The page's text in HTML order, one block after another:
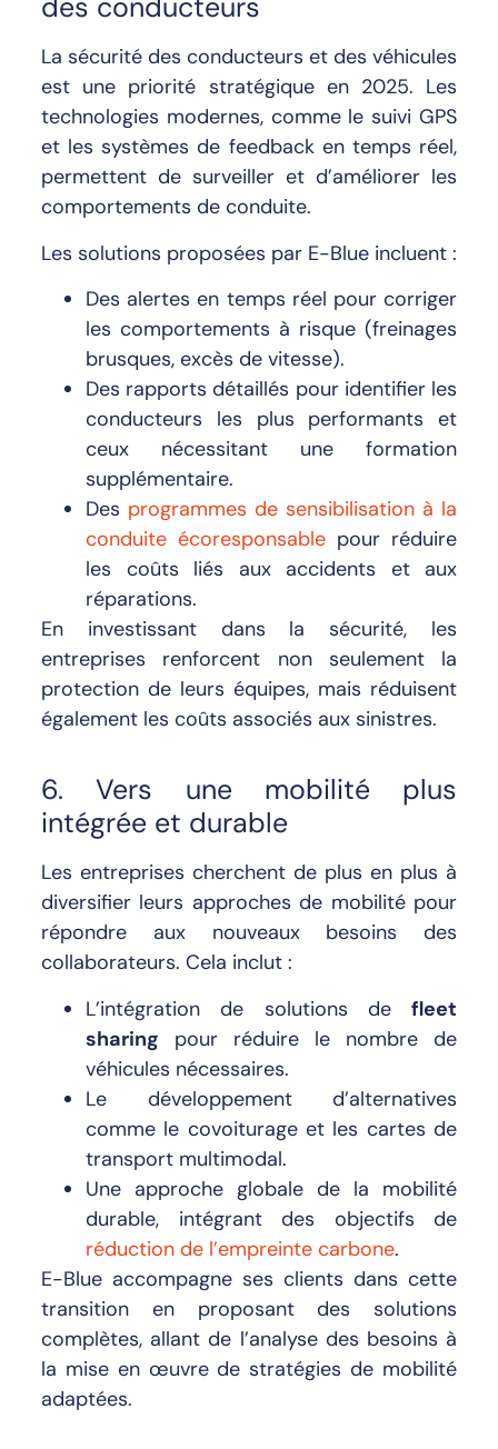
des conducteurs
La sécurité des conducteurs et des véhicules
est une priorité stratégique en 2025. Les
technologies modernes, comme le suivi GPS
et les systèmes de feedback en temps réel,
permettent de surveiller et d’améliorer les
comportements de conduite.
Les solutions proposées par E-Blue incluent :
Des alertes en temps réel pour corriger
les comportements à risque (freinages
brusques, excès de vitesse).
Des rapports détaillés pour identifier les
conducteurs les plus performants et
ceux nécessitant une formation
supplémentaire.
Des programmes de sensibilisation à la
conduite écoresponsable pour réduire
les coûts liés aux accidents et aux
réparations.
En investissant dans la sécurité, les
entreprises renforcent non seulement la
protection de leurs équipes, mais réduisent
également les coûts associés aux sinistres.
6. Vers une mobilité plus
intégrée et durable
Les entreprises cherchent de plus en plus à
diversifier leurs approches de mobilité pour
répondre aux nouveaux besoins des
collaborateurs. Cela inclut :
L’intégration de solutions de fleet
sharing pour réduire le nombre de
véhicules nécessaires.
Le développement d’alternatives
comme le covoiturage et les cartes de
transport multimodal.
Une approche globale de la mobilité
durable, intégrant des objectifs de
réduction de l’empreinte carbone.
E-Blue accompagne ses clients dans cette
transition en proposant des solutions
complètes, allant de l’analyse des besoins à
la mise en œuvre de stratégies de mobilité
adaptées.